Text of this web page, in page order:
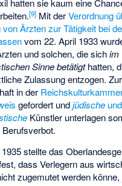
hatten sie kaum eine
[9] Mit derVerordnung
Ärzten zur Tätigkeit bei
vom 22. April 1933
und solchen, die sichim
Sinne betätigthatten,
Zulassung entzogen. Zur
in der
gefordert undjüdische und
Künstler unterlagen
stellte das
dass Verlegern aus
zugemutet werden